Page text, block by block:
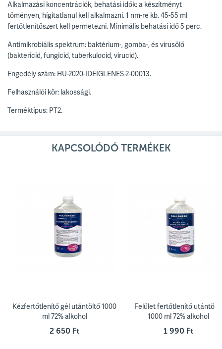
Alkalmazási koncentrációk, behatási idők: a készítményt
töményen, hígítatlanul kell alkalmazni. 1 nm-re kb. 45-55 ml
fertőtlenítőszert kell permetezni. Minimális behatási idő 5 perc.
Antimikrobiális spektrum: baktérium-, gomba-, és vírusölő
(baktericid, fungicid, tuberkulocid, virucid).
Engedély szám: HU-2020-IDEIGLENES-2-00013.
Felhasználói kör: lakossági.
Terméktípus: PT2.
KAPCSOLÓDÓ TERMÉKEK
Kézfertőtlenítő gél utántöltő 1000
ml 72% alkohol
2 650 Ft
Felület fertőtlenítő utántöltő
1000 ml 72% alkohol
1 990 Ft